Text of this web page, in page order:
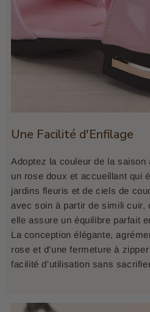
Une Facilité d'Enfilage
Adoptez la couleur de la saison
un rose doux et accueillant qui
jardins fleuris et de ciels de
avec soin à partir de simili cuir,
elle assure un équilibre parfait
La conception élégante,
rose et d'une fermeture à
facilité d'utilisation sans